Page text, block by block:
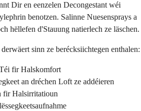
Dir en eenzelen Decongestant wéi
benotzen. Salinne Nuesensprays a
hëllefen d'Stauung natierlech ze läschen.
sinn ze berécksiichtegen enthalen:
fir Halskomfort
an dréchen Loft ze addéieren
fir Halsirritatioun